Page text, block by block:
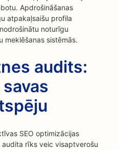
Apdrošināšanas
atpakaļsaišu profila
noturīgu
meklēšanas sistēmās.
audits:
SEO optimizācijas
rīks veic visaptverošu